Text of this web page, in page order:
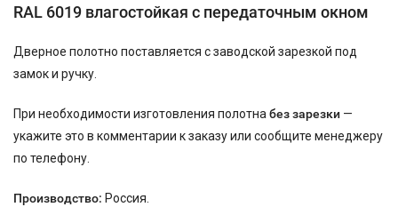
RAL 6019 влагостойкая с передаточным окном
Дверное полотно поставляется с заводской зарезкой под
замок и ручку.
При необходимости изготовления полотна без зарезки —
укажите это в комментарии к заказу или сообщите менеджеру
по телефону.
Производство: Россия.